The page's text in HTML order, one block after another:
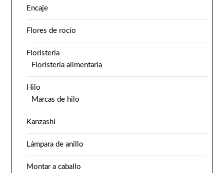
Encaje
Flores de rocío
Floristería
Floristería alimentaria
Hilo
Marcas de hilo
Kanzashi
Lámpara de anillo
Montar a caballo